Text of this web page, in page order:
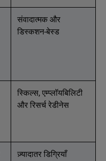
संवादात्मक और
डिस्कशन-बेस्ड
स्किल्स, एम्प्लॉयबिलिटी
और रिसर्च रेडीनेस
ज़्यादातर डिग्रियाँ